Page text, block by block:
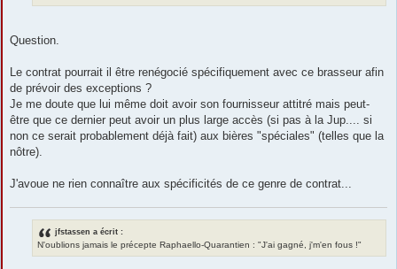
Question.
Le contrat pourrait il être renégocié spécifiquement avec ce brasseur afin
de prévoir des exceptions ?
Je me doute que lui même doit avoir son fournisseur attitré mais peut-
être que ce dernier peut avoir un plus large accès (si pas à la Jup.... si
non ce serait probablement déjà fait) aux bières "spéciales" (telles que la
nôtre).
J'avoue ne rien connaître aux spécificités de ce genre de contrat...
jfstassen a écrit :
N'oublions jamais le précepte Raphaello-Quarantien : "J'ai gagné, j'm'en fous !"